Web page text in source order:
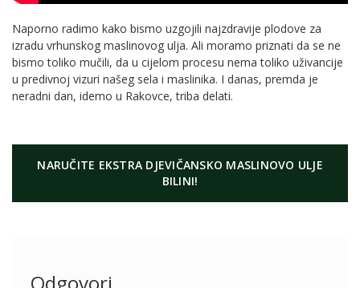
Naporno radimo kako bismo uzgojili najzdravije plodove za
izradu vrhunskog maslinovog ulja. Ali moramo priznati da se ne
bismo toliko mučili, da u cijelom procesu nema toliko uživancije
u predivnoj vizuri našeg sela i maslinika. I danas, premda je
neradni dan, idemo u Rakovce, triba delati.
NARUČITE EKSTRA DJEVIČANSKO MASLINOVO ULJE
BILINI!